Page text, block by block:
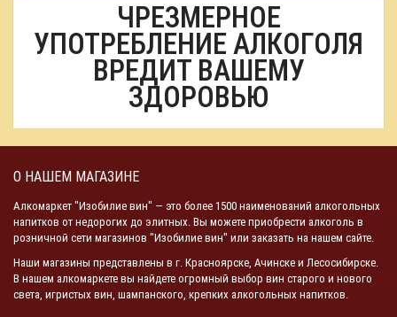
ЧРЕЗМЕРНОЕ
УПОТРЕБЛЕНИЕ АЛКОГОЛЯ
ВРЕДИТ ВАШЕМУ
ЗДОРОВЬЮ
О НАШЕМ МАГАЗИНЕ
Алкомаркет "Изобилие вин" — это более 1500 наименований алкогольных
напитков от недорогих до элитных. Вы можете приобрести алкоголь в
розничной сети магазинов "Изобилие вин" или заказать на нашем сайте.
Наши магазины представлены в г. Красноярске, Ачинске и Лесосибирске.
В нашем алкомаркете вы найдете огромный выбор вин старого и нового
света, игристых вин, шампанского, крепких алкогольных напитков.